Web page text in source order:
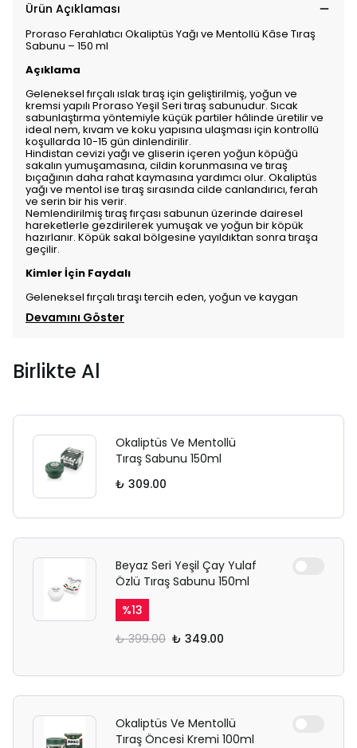
Ürün Açıklaması
Proraso Ferahlatıcı Okaliptüs Yağı ve Mentollü Kâse Tıraş
Sabunu – 150 ml
Açıklama
Geleneksel fırçalı ıslak tıraş için geliştirilmiş, yoğun ve
kremsi yapılı Proraso Yeşil Seri tıraş sabunudur. Sıcak
sabunlaştırma yöntemiyle küçük partiler hâlinde üretilir ve
ideal nem, kıvam ve koku yapısına ulaşması için kontrollü
koşullarda 10-15 gün dinlendirilir.
Hindistan cevizi yağı ve gliserin içeren yoğun köpüğü
sakalın yumuşamasına, cildin korunmasına ve tıraş
bıçağının daha rahat kaymasına yardımcı olur. Okaliptüs
yağı ve mentol ise tıraş sırasında cilde canlandırıcı, ferah
ve serin bir his verir.
Nemlendirilmiş tıraş fırçası sabunun üzerinde dairesel
hareketlerle gezdirilerek yumuşak ve yoğun bir köpük
hazırlanır. Köpük sakal bölgesine yayıldıktan sonra tıraşa
geçilir.
Kimler İçin Faydalı
Geleneksel fırçalı tıraşı tercih eden, yoğun ve kaygan
Devamını Göster
Birlikte Al
Okaliptüs Ve Mentollü
Tıraş Sabunu 150ml
₺ 309.00
Beyaz Seri Yeşil Çay Yulaf
Özlü Tıraş Sabunu 150ml
%13
₺ 399.00 ₺ 349.00
Okaliptüs Ve Mentollü
Tıraş Öncesi Kremi 100ml